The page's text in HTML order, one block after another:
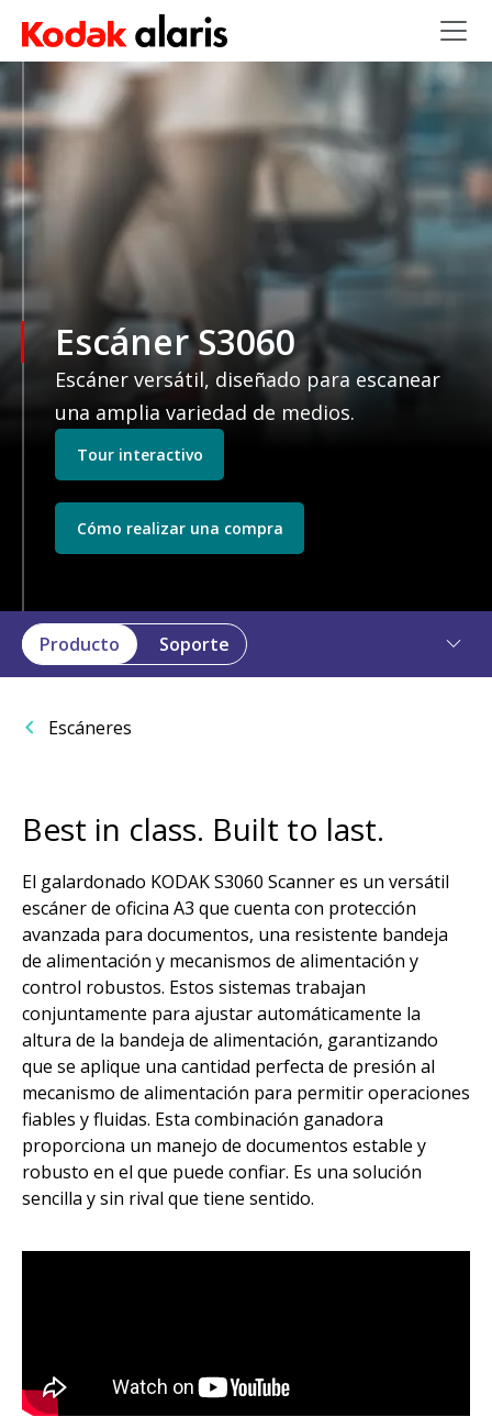
Skip to main content
Escáner S3060
Escáner versátil, diseñado para escanear
una amplia variedad de medios.
Tour interactivo
Cómo realizar una compra
Producto Soporte
Escáneres
Best in class. Built to last.
El galardonado KODAK S3060 Scanner es un versátil
escáner de oficina A3 que cuenta con protección
avanzada para documentos, una resistente bandeja
de alimentación y mecanismos de alimentación y
control robustos. Estos sistemas trabajan
conjuntamente para ajustar automáticamente la
altura de la bandeja de alimentación, garantizando
que se aplique una cantidad perfecta de presión al
mecanismo de alimentación para permitir operaciones
fiables y fluidas. Esta combinación ganadora
proporciona un manejo de documentos estable y
robusto en el que puede confiar. Es una solución
sencilla y sin rival que tiene sentido.